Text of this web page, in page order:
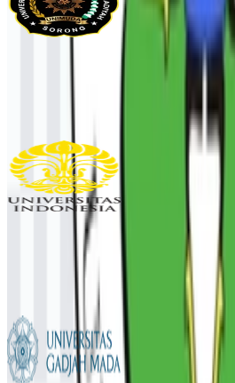
UNIMUDA Sorong
Universitas Indonesia (UI)
448